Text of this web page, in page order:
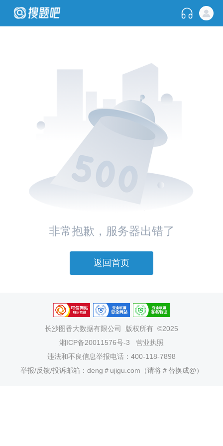
非常抱歉，服务器出错了
返回首页
长沙图香大数据有限公司
版权所有 ©2025
湘ICP备20011576号-3
营业执照
违法和不良信息举报电话：400-118-7898
举报/反馈/投诉邮箱：deng＃ujigu.com（请将＃替换成@）